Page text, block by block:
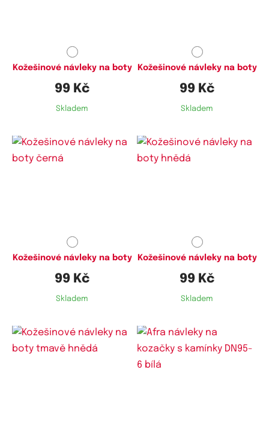
Kožešinové návleky na boty
99 Kč
Skladem
Kožešinové návleky na boty
99 Kč
Skladem
Kožešinové návleky na boty
99 Kč
Skladem
Kožešinové návleky na boty
99 Kč
Skladem